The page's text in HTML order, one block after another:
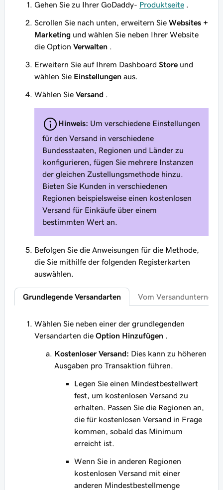
Gehen Sie zu Ihrer GoDaddy- Produktseite
Scrollen Sie nach unten, erweitern Sie Websites +
Marketing und wählen Sie neben Ihrer Website
die Option Verwalten
Erweitern Sie auf Ihrem Dashboard Store und
wählen Sie Einstellungen aus.
Wählen Sie Versand
Hinweis: Um verschiedene Einstellungen
für den Versand in verschiedene
Bundesstaaten, Regionen und Länder zu
konfigurieren, fügen Sie mehrere Instanzen
der gleichen Zustellungsmethode hinzu.
Bieten Sie Kunden in verschiedenen
Regionen beispielsweise einen kostenlosen
Versand für Einkäufe über einem
bestimmten Wert an.
Befolgen Sie die Anweisungen für die Methode,
die Sie mithilfe der folgenden Registerkarten
auswählen.
Grundlegende Versandarten Vom
Wählen Sie neben einer der grundlegenden
Versandarten die Option Hinzufügen
Kostenloser Versand: Dies kann zu höheren
Ausgaben pro Transaktion führen.
Legen Sie einen Mindestbestellwert
fest, um kostenlosen Versand zu
erhalten. Passen Sie die Regionen an,
die für kostenlosen Versand in Frage
kommen, sobald das Minimum
erreicht ist.
Wenn Sie in anderen Regionen
kostenlosen Versand mit einer
anderen Mindestbestellmenge